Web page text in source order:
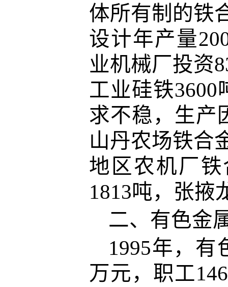
体所有制的铁
设计年产量
业机械厂投资
工业硅铁3600
求不稳，生产
山丹农场铁合
地区农机厂
1813吨，张掖
二、有色金
1995年，有
万元，职工